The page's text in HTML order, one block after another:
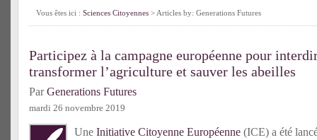
Vous êtes ici : Sciences Citoyennes > Articles by: Generations Futures
Participez à la campagne européenne pour
transformer l’agriculture et sauver les abeilles
ParGenerations Futures
mardi 26 novembre 2019
Une Initiative Citoyenne Européenne (ICE) a été